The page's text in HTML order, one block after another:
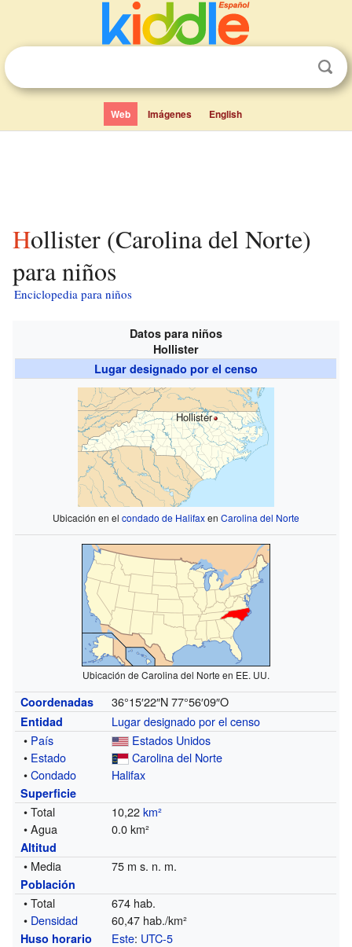
Web Imágenes English
Hollister (Carolina del Norte)
para niños
Enciclopedia para niños
Datos para niños
Hollister
Lugar designado por el censo
Hollister
Ubicación en el condado de Halifaxen Carolina del Norte
Ubicación de Carolina del Norte en EE. UU.
Coordenadas 36°15′22″N 77°56′09″O
Entidad
Lugar designado por el censo
• País
Estados Unidos
• Estado
Carolina del Norte
•Condado Halifax
Superficie
• Total 10,22km²
• Agua
0.0 km²
Altitud
• Media 75 m s. n. m.
Población
• Total
674 hab.
• Densidad 60,47 hab./km²
Huso horario Este: UTC-5